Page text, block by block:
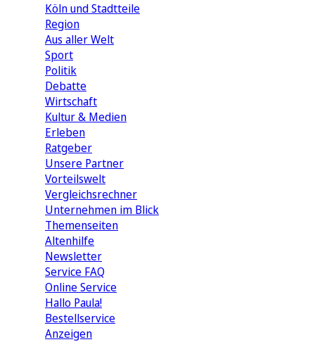
Köln und Stadtteile
Region
Aus aller Welt
Sport
Politik
Debatte
Wirtschaft
Kultur & Medien
Erleben
Ratgeber
Unsere Partner
Vorteilswelt
Vergleichsrechner
Unternehmen im Blick
Themenseiten
Altenhilfe
Newsletter
Service FAQ
Online Service
Hallo Paula!
Bestellservice
Anzeigen